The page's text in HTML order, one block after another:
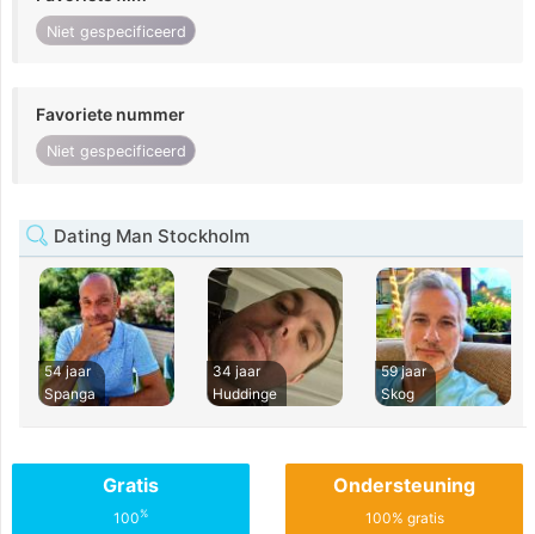
Niet gespecificeerd
Favoriete nummer
Niet gespecificeerd
Dating Man Stockholm
54 jaar
Spanga
34 jaar
Huddinge
59 jaar
Skog
Gratis
100%
Ondersteuning
100% gratis